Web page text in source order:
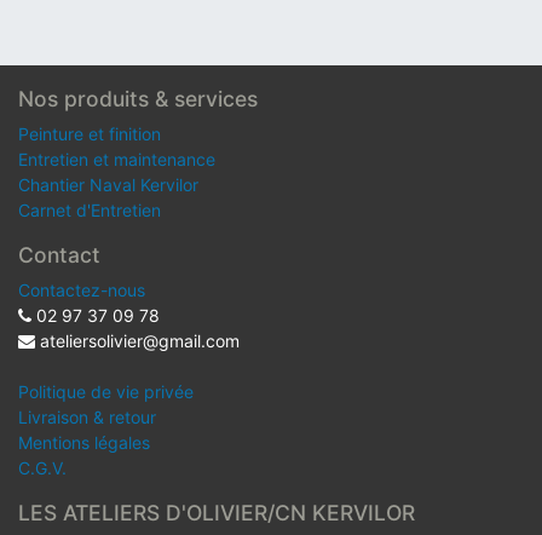
Nos produits & services
Peinture et finition
Entretien et maintenance
Chantier Naval Kervilor
Carnet d'Entretien
Contact
Contactez-nous
02 97 37 09 78
ateliersolivier@gmail.com
Politique de vie privée
Livraison & retour
Mentions légales
C.G.V.
LES ATELIERS D'OLIVIER/CN KERVILOR